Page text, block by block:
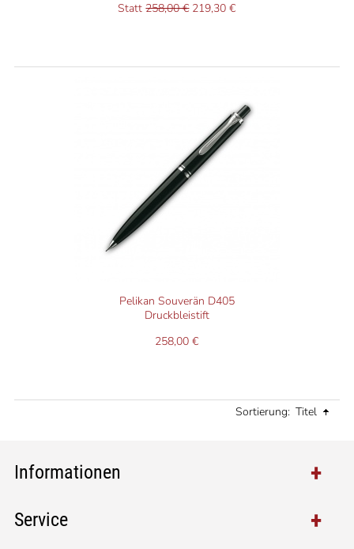
Statt258,00 € 219,30 €
Pelikan Souverän D405
Druckbleistift
258,00 €
Sortierung: Titel
Informationen
Service